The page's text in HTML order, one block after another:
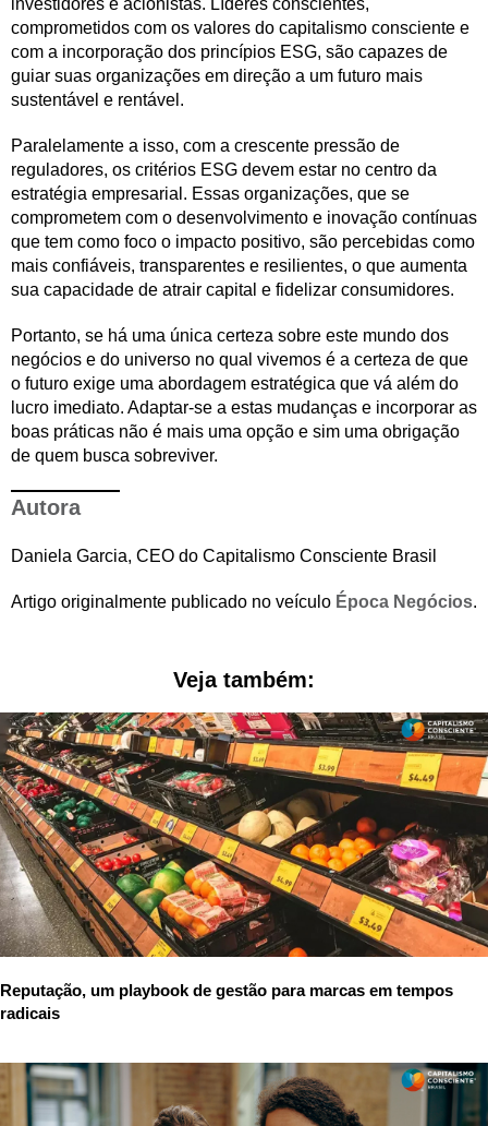
comprometidos com os valores do capitalismo consciente e
com a incorporação dos princípios ESG, são capazes de
guiar suas organizações em direção a um futuro mais
sustentável e rentável.
Paralelamente a isso, com a crescente pressão de
reguladores, os critérios ESG devem estar no centro da
estratégia empresarial. Essas organizações, que se
comprometem com o desenvolvimento e inovação contínuas
que tem como foco o impacto positivo, são percebidas como
mais confiáveis, transparentes e resilientes, o que aumenta
sua capacidade de atrair capital e fidelizar consumidores.
Portanto, se há uma única certeza sobre este mundo dos
negócios e do universo no qual vivemos é a certeza de que
o futuro exige uma abordagem estratégica que vá além do
lucro imediato. Adaptar-se a estas mudanças e incorporar as
boas práticas não é mais uma opção e sim uma obrigação
de quem busca sobreviver.
Autora
Daniela Garcia, CEO do Capitalismo Consciente Brasil
Artigo originalmente publicado no veículo Época Negócios.
Veja também:
Reputação, um playbook de gestão para marcas em tempos
radicais